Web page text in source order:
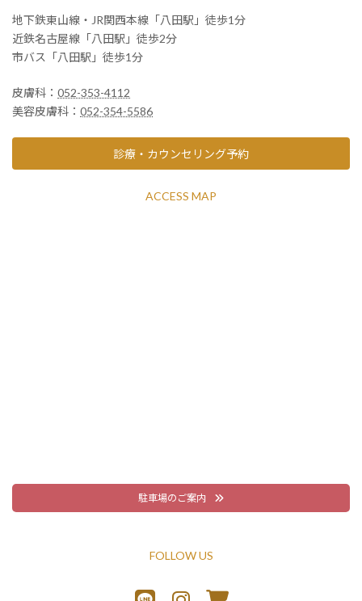
地下鉄東山線・JR関西本線「八田駅」徒歩1分
近鉄名古屋線「八田駅」徒歩2分
市バス「八田駅」徒歩1分
皮膚科： 052-353-4112
美容皮膚科： 052-354-5586
診療・カウンセリング予約
ACCESS MAP
駐車場のご案内
FOLLOW US